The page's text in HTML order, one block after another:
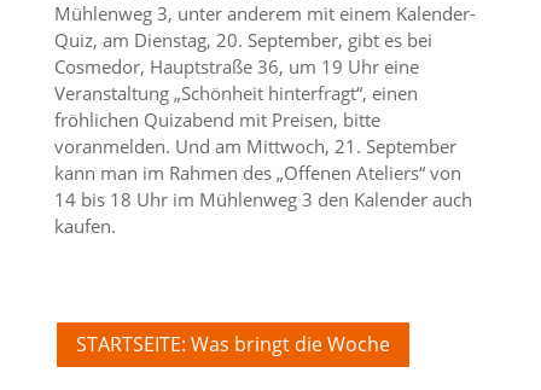
Mühlenweg 3, unter anderem mit einem Kalender-
Quiz, am Dienstag, 20. September, gibt es bei
Cosmedor, Hauptstraße 36, um 19 Uhr eine
Veranstaltung „Schönheit hinterfragt“, einen
fröhlichen Quizabend mit Preisen, bitte
voranmelden. Und am Mittwoch, 21. September
kann man im Rahmen des „Offenen Ateliers“ von
14 bis 18 Uhr im Mühlenweg 3 den Kalender auch
kaufen.
STARTSEITE: Was bringt die Woche